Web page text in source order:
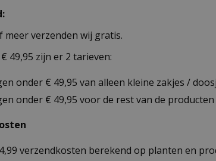
meer verzenden wij gratis.
49,95 zijn er 2 tarieven:
onder € 49,95 van alleen kleine zakjes /
onder € 49,95 voor de rest van de
verzendkosten berekend op planten en